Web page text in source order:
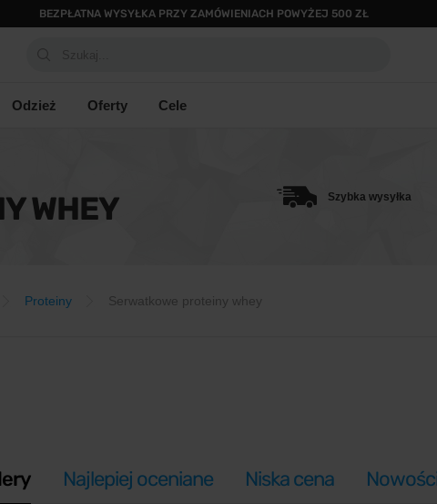
BEZPŁATNA WYSYŁKA PRZY ZAMÓWIENIACH POWYŻEJ 500 ZŁ
Odzież Oferty Cele
WHEY Szybka wysyłka
Proteiny Serwatkowe proteiny whey
Najlepiej oceniane Niska cena